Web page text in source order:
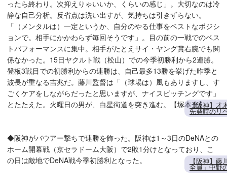
ったら終わり。次抑えりゃいいか、くらいの感じ」。大切なのは冷
静な自己分析。反省点は洗い出すが、気持ちは引きずらない。
「（メンタルは）一定というか、自分のやる仕事をベストなポジシ
ョンで。相手にかかわらず毎回そうです」。目の前の一戦でのベス
トパフォーマンスに集中。相手がたとえサイ・ヤング賞右腕でも関
係なかった。15日ヤクルト戦（松山）での今季初勝利から2連勝。
登板3戦目での初勝利からの連勝は、自己最多13勝を挙げた昨季と
波長が重なる吉兆だ。藤川監督は「（球場は）風もありますし、す
ごくケアをしながらだったと思いますが、ナイスピッチングです」
とたたえた。火曜日の男が、白星街道を突き進む。【塚本光】【阪神】才
先発時のリ
◆阪神がバウアー撃ちで連勝を飾った。阪神は1～3日のDeNAとの
ホーム開幕戦（京セラドーム大阪）で2敗1分けとなっており、こ
の日は敵地でDeNA戦今季初勝利となった。
【阪神】
全員」中野